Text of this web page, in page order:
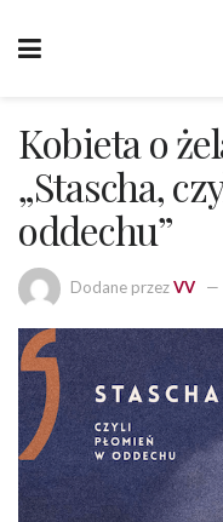
Kobieta o
„Stascha,
oddechu”
Dodane przezVV